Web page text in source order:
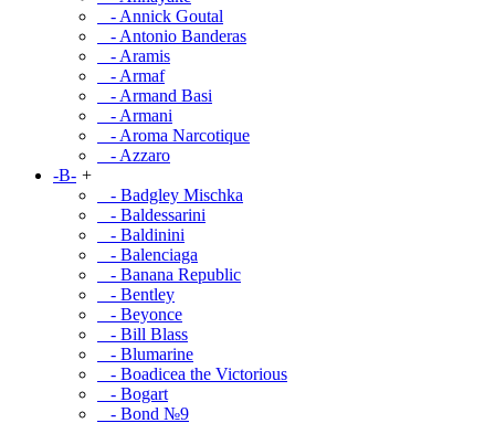
- Annick Goutal
- Antonio Banderas
- Aramis
- Armaf
- Armand Basi
- Armani
- Aroma Narcotique
- Azzaro
-B- +
- Badgley Mischka
- Baldessarini
- Baldinini
- Balenciaga
- Banana Republic
- Bentley
- Beyonce
- Bill Blass
- Blumarine
- Boadicea the Victorious
- Bogart
- Bond №9